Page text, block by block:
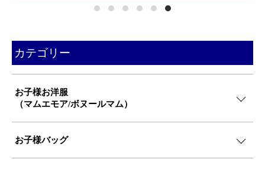
カテゴリー
お子様お洋服
（マムエモア/ボヌールマム）
お子様バッグ